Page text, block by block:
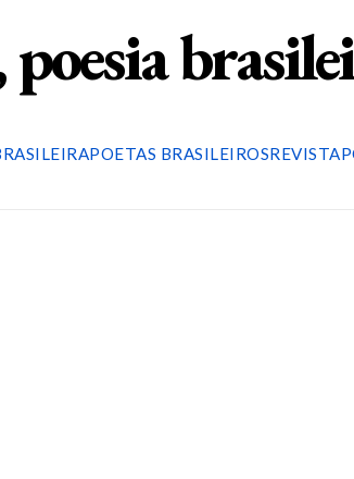
POETAS BRASILEIROSREVISTA